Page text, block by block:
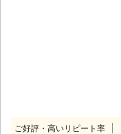
ご好評・高いリピート率